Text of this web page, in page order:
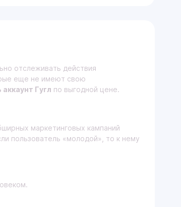
отслеживать действия
еще не имеют свою
аккаунт Гугл по выгодной цене.
маркетинговых кампаний
пользователь «молодой», то к нему